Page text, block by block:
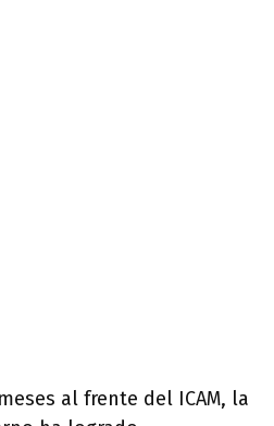
al frente del ICAM, la